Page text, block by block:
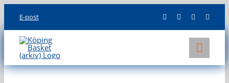
content
E-post
KLUBBEN